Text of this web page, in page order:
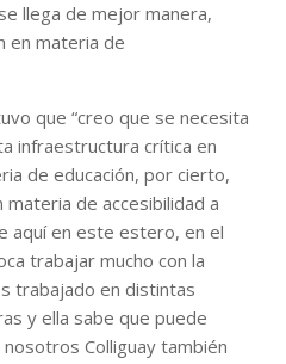
llega de mejor manera,
en materia de
que “creo que se necesita
infraestructura crítica en
de educación, por cierto,
de accesibilidad a
aquí en este estero, en el
trabajar mucho con la
trabajado en distintas
y ella sabe que puede
Colliguay también